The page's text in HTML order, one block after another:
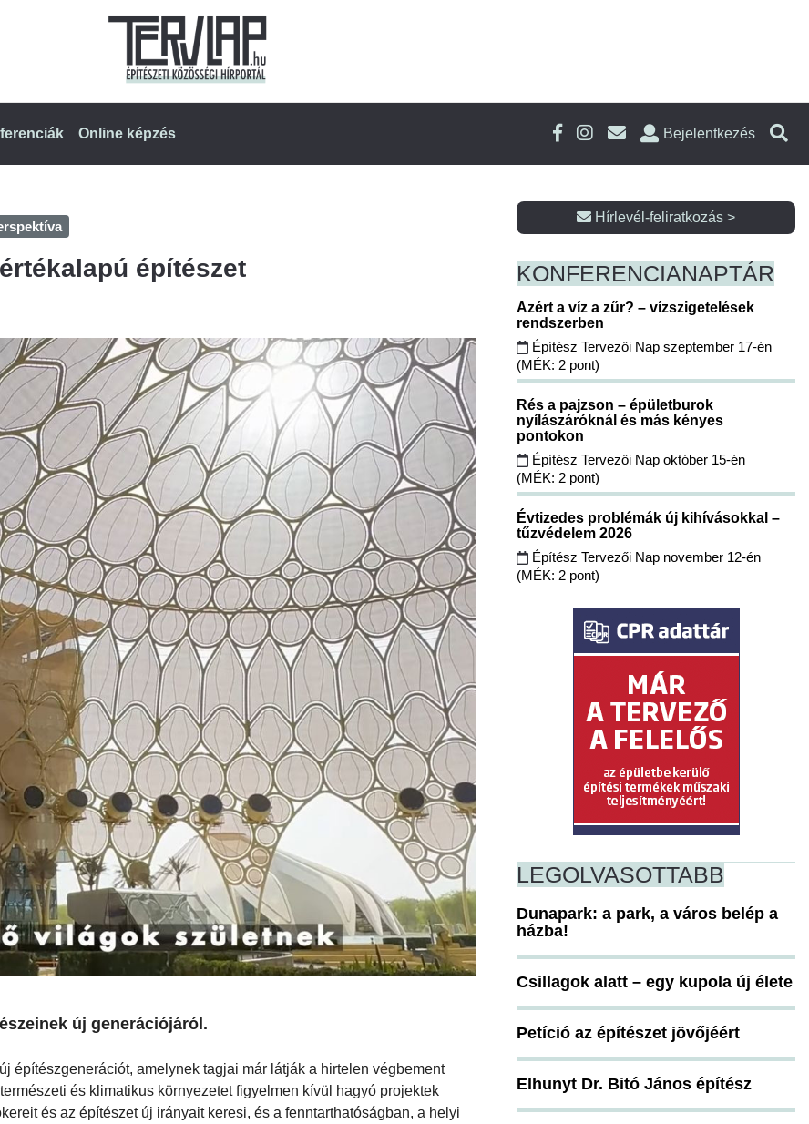
Online képzés Bejelentkezés
építészet
új generációjáról.
építészgenerációt, amelynek tagjai már látják a hirtelen végbement
és klimatikus környezetet figyelmen kívül hagyó projektek
és az építészet új irányait keresi, és a fenntarthatóságban, a helyi
Hírlevél-feliratkozás >
KONFERENCIANAPTÁR
Azért a víz a zűr? – vízszigetelések
rendszerben
Építész Tervezői Nap szeptember 17-én
(MÉK: 2 pont)
Rés a pajzson – épületburok
nyílászáróknál és más kényes
pontokon
Építész Tervezői Nap október 15-én
(MÉK: 2 pont)
Évtizedes problémák új kihívásokkal –
tűzvédelem 2026
Építész Tervezői Nap november 12-én
(MÉK: 2 pont)
LEGOLVASOTTABB
Dunapark: a park, a város belép a
házba!
Csillagok alatt – egy kupola új élete
Petíció az építészet jövőjéért
Elhunyt Dr. Bitó János építész